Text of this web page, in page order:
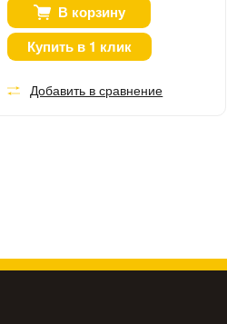
В корзину
Купить в 1 клик
Добавить в сравнение